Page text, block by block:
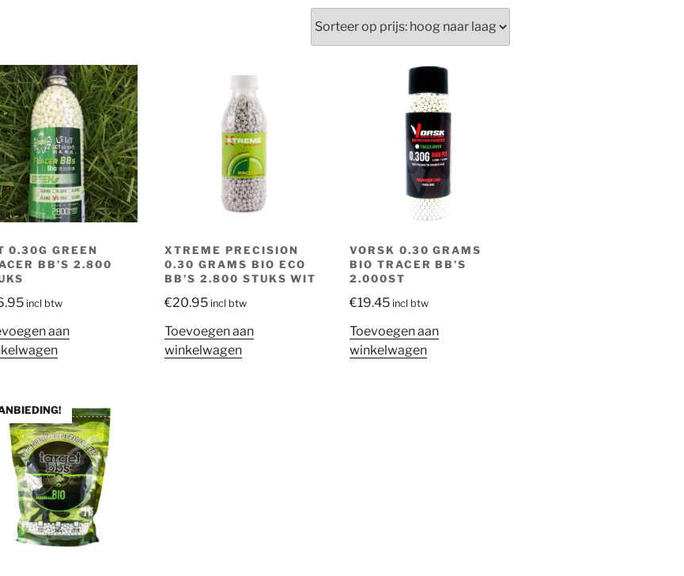
0.30G GREEN
BB’S 2.800
incl btw
aan
XTREME PRECISION
0.30 GRAMS BIO ECO
BB’S 2.800 STUKS WIT
€20.95 incl btw
Toevoegen aan
winkelwagen
VORSK 0.30 GRAMS
BIO TRACER BB’S
2.000ST
€19.45 incl btw
Toevoegen aan
winkelwagen